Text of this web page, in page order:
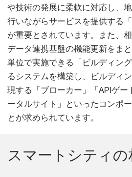
や技術の発展に柔軟に対応し、
行いながらサービスを提供する
が重要とされています。また、
データ連携基盤の機能更新をま
単位で実施できる「ビルディン
るシステムを構築し、ビルディ
現する「ブローカー」「APIゲー
ータルサイト」といったコンポ
とが求められています。
スマートシティの